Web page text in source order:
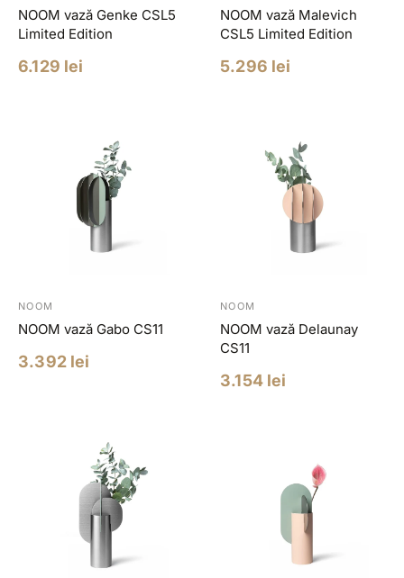
NOOM vază Genke CSL5
Limited Edition
Pret
6.129 lei
NOOM vază Malevich
CSL5 Limited Edition
Pret
5.296 lei
NOOM
NOOM vază Gabo CS11
Pret
3.392 lei
NOOM
NOOM vază Delaunay
CS11
Pret
3.154 lei